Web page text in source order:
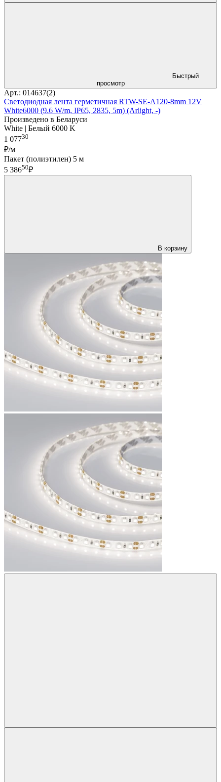
Быстрый
просмотр
Арт.: 014637(2)
Светодиодная лента герметичная RTW-SE-A120-8mm 12V
White6000 (9.6 W/m, IP65, 2835, 5m) (Arlight, -)
Произведено в Беларуси
White | Белый 6000 K
1 07730
₽/м
Пакет (полиэтилен) 5 м
5 38650₽
В корзину